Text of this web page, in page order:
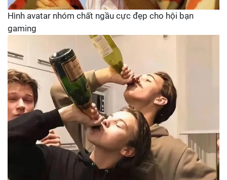
Hình avatar nhóm chất ngầu cực đẹp cho hội bạn
gaming